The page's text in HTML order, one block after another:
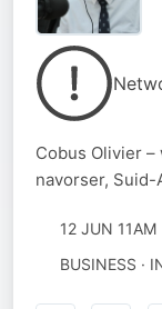
Cobus Olivier
navorser, Suid-
12 JUN 11AM
BUSINESS ·